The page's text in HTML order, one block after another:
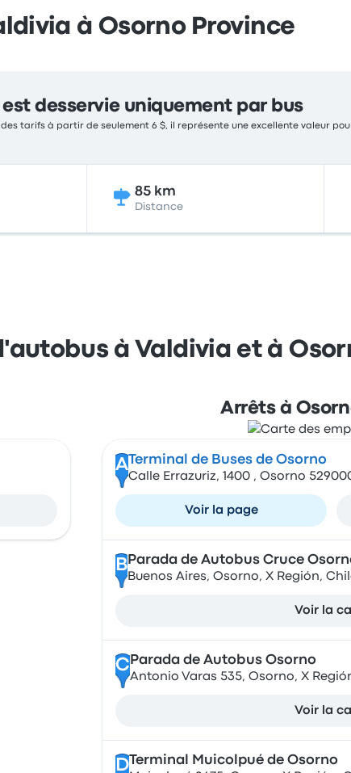
à Osorno Province
desservie uniquement par bus
tarifs à partir de seulement 6 $, il représente une excellente valeur
85 km
Distance
à Valdivia et à
Arrêts à
A Terminal de Buses de Osorno
Calle Errazuriz, 1400 , Osorno
Voir la page
B Parada de Autobus Cruce
Buenos Aires, Osorno, X Región,
Voir la
CParada de Autobus Osorno
Antonio Varas 535, Osorno, X
Voir la
DTerminal Muicolpué de Osorno